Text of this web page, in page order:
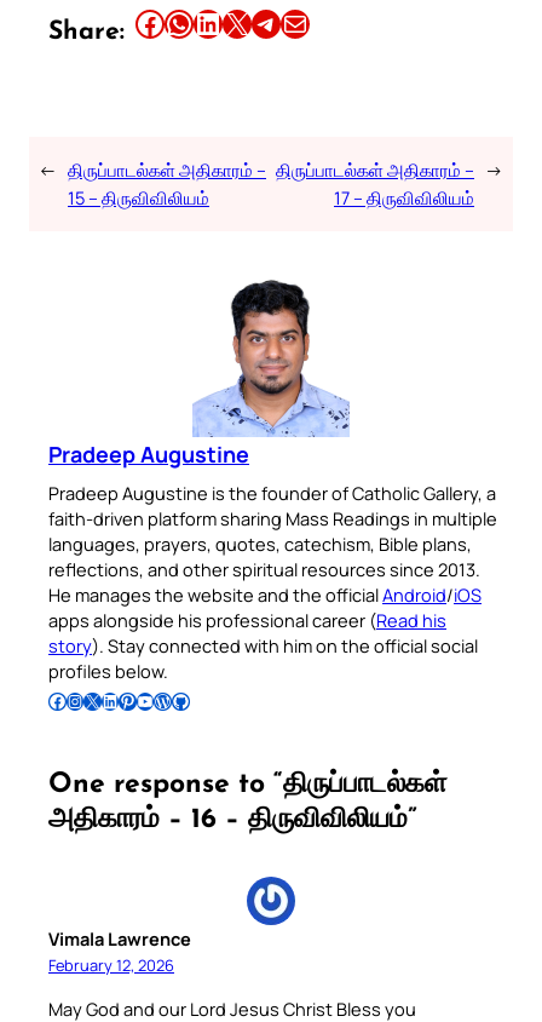
Share: Share this article on Facebook Share this article on WhatsApp Share this article on LinkedIn Share this article on X Share this article on TelegramEmail this Article
← திருப்பாடல்கள் அதிகாரம் –
15 – திருவிவிலியம்
திருப்பாடல்கள் அதிகாரம் –
17 – திருவிவிலியம்
→
Pradeep Augustine
Pradeep Augustine is the founder of Catholic Gallery, a
faith-driven platform sharing Mass Readings in multiple
languages, prayers, quotes, catechism, Bible plans,
reflections, and other spiritual resources since 2013.
He manages the website and the officialAndroid/iOS
apps alongside his professional career (Read his
story). Stay connected with him on the official social
profiles below.
Follow Pradeep on Facebook Follow Pradeep on InstagramFollow Pradeep on X Follow Pradeep on LinkedIn Follow Pradeep on Pinterest Subscribe to Pradeep’s Youtube Channel Follow Pradeep on WordPress Follow Pradeep on GitHub
One response to “திருப்பாடல்கள்
அதிகாரம் – 16 – திருவிவிலியம்”
Vimala Lawrence
February 12, 2026
May God and our Lord Jesus Christ Bless you